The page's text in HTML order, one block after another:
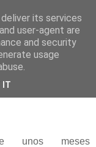
unos meses
its services
user-agent are
and security
usage
IT